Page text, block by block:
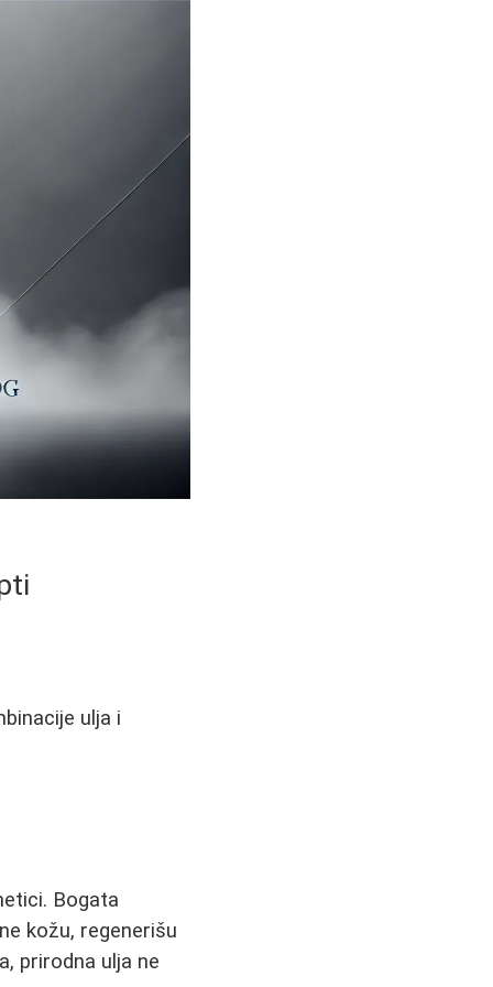
ulja i
Bogata
kožu, regenerišu
prirodna ulja ne